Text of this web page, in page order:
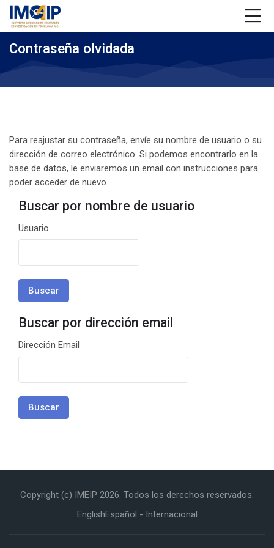
Skip to navigation
Skip to login form
Saltar al contenido principal
Skip to accessibility options
Skip to footer
Skip accessibility options
Contraseña olvidada
Para reajustar su contraseña, envíe su nombre de usuario o su
dirección de correo electrónico. Si podemos encontrarlo en la
base de datos, le enviaremos un email con instrucciones para
poder acceder de nuevo.
Buscar por nombre de usuario
Buscar por nombre de usuario
Usuario
Buscar por dirección email
Buscar por dirección email
Dirección Email
Copyright (c) IMEIP 2026. Todos los derechos reservados.
EnglishEspañol - Internacional